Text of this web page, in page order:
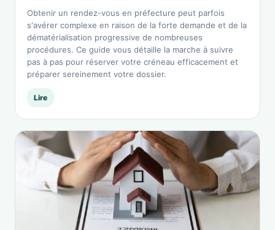
Obtenir un rendez-vous en préfecture peut parfois
s'avérer complexe en raison de la forte demande et de la
dématérialisation progressive de nombreuses
procédures. Ce guide vous détaille la marche à suivre
pas à pas pour réserver votre créneau efficacement et
préparer sereinement votre dossier.
Lire